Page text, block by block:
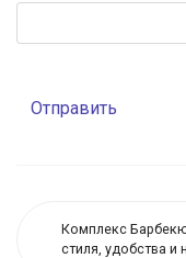
Отправить
Комплекс
стиля, удобства и